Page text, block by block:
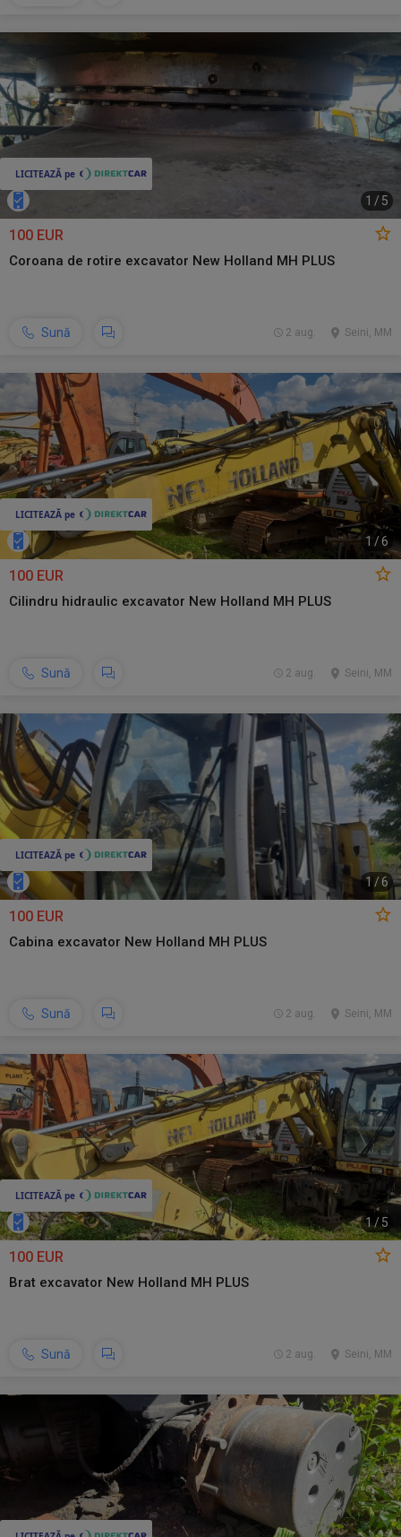
1 / 5
100 EUR
Coroana de rotire excavator New Holland MH PLUS
Sună Seini, MM
2 aug.
1 /6
100 EUR
Cilindru hidraulic excavator New Holland MH PLUS
Sună Seini, MM
2 aug.
1 /6
100 EUR
Cabina excavator New Holland MH PLUS
Sună Seini, MM
2 aug.
1/5
100 EUR
Brat excavator New Holland MH PLUS
Sună Seini, MM
2 aug.